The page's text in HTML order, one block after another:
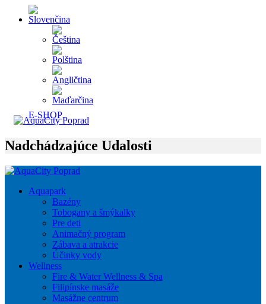
E-SHOP
Nadchádzajúce Udalosti
Aquapark
Bazény
Tobogany a šmýkalky
Pre deti
Animačný program
Zábava a atrakcie
Účinky vody
Wellness
Fire & Water Wellness & Spa
Filipínske masáže
Masážne centrum